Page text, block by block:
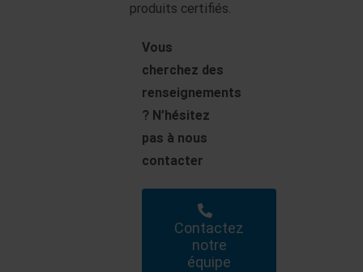
produits certifiés.
Vous
cherchez des
renseignements
? N’hésitez
pas à nous
contacter
Contactez
notre
équipe